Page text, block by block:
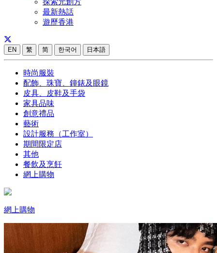
探索元創方
最新熱話
遊歷香港
EN 繁 简 한국어 日本語
時尚服裝
配飾、珠寶、鐘錶及眼鏡
皮具、皮鞋及手袋
家具品味
創意禮品
藝術
設計服務（工作室）
期間限定店
其他
餐飲及烹飪
網上購物
網上購物